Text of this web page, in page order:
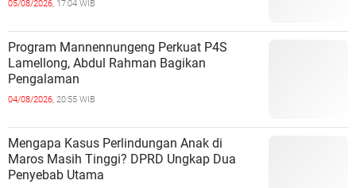
05/08/2026, 17:04 WIB
Program Mannennungeng Perkuat P4S
Lamellong, Abdul Rahman Bagikan
Pengalaman
04/08/2026, 20:55 WIB
Mengapa Kasus Perlindungan Anak di
Maros Masih Tinggi? DPRD Ungkap Dua
Penyebab Utama